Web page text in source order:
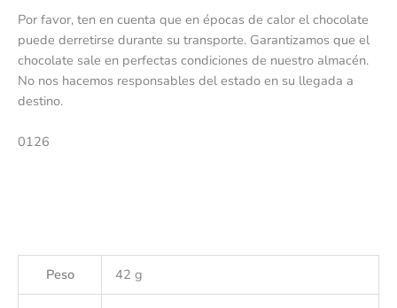
Por favor, ten en cuenta que en épocas de calor el chocolate
puede derretirse durante su transporte. Garantizamos que el
chocolate sale en perfectas condiciones de nuestro almacén.
No nos hacemos responsables del estado en su llegada a
destino.
0126
Peso 42 g